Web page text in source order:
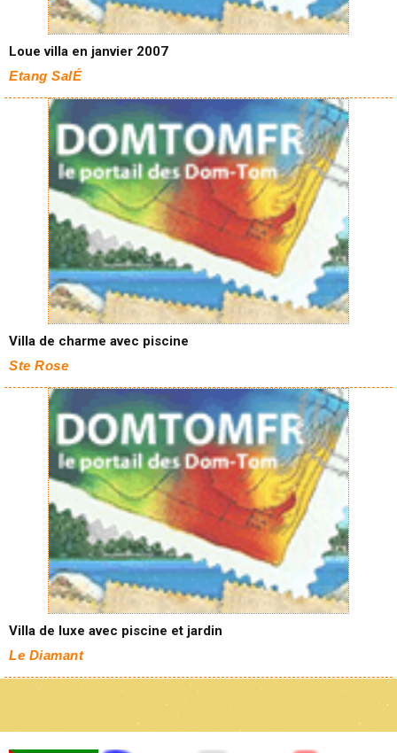
Loue villa en janvier 2007
Etang SalÉ
Villa de charme avec piscine
Ste Rose
Villa de luxe avec piscine et jardin
Le Diamant